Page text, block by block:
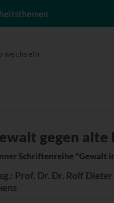
wechseln
gegen alte
Schriftenreihe "Gewalt
: Prof. Dr. Dr. Rolf